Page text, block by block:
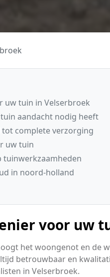
uw tuin in Velserbroek
aandacht nodig heeft
complete verzorging
uw tuin
tuinwerkzaamheden
in noord-holland
voor uw
het woongenot en de
betrouwbaar en
in Velserbroek.